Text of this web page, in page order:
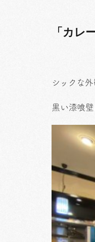
「カレ
シックな外
黒い漆喰